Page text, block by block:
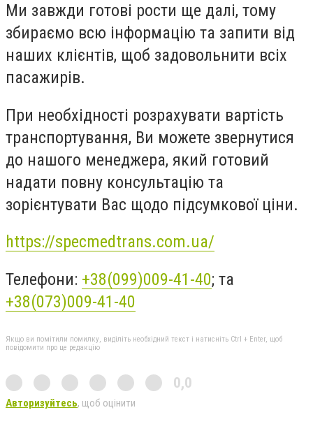
Ми завжди готові рости ще далі, тому
збираємо всю інформацію та запити від
наших клієнтів, щоб задовольнити всіх
пасажирів.
При необхідності розрахувати вартість
транспортування, Ви можете звернутися
до нашого менеджера, який готовий
надати повну консультацію та
зорієнтувати Вас щодо підсумкової ціни.
https://specmedtrans.com.ua/
Телефони: +38(099)009-41-40; та
+38(073)009-41-40
Якщо ви помітили помилку, виділіть необхідний текст і натисніть Ctrl + Enter, щоб
повідомити про це редакцію
0,0
Авторизуйтесь, щоб оцінити